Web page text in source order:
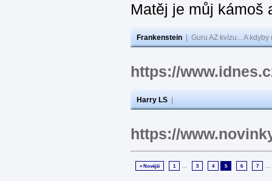
Matěj je můj
Frankenstein Guru AZ kvízu... A
https://
Harry LS
https://
« Novější 1 ... 3 4 5 6 7 ...